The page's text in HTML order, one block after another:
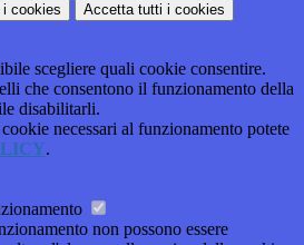
i cookies Accetta tutti i cookies
scegliere quali cookie consentire.
che consentono il funzionamento della
disabilitarli.
necessari al funzionamento potete
.
non possono essere